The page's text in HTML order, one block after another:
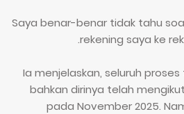
“Saya benar-benar tidak tahu
rekening saya ke
Ia menjelaskan, seluruh
bahkan dirinya telah
pada November 2025.